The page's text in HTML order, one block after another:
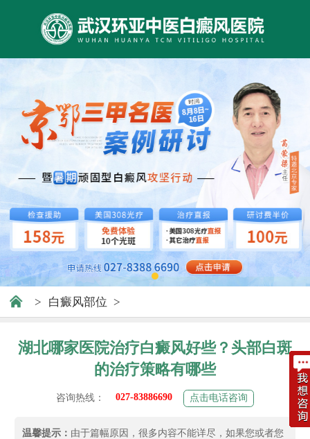
> 白癜风部位 >
湖北哪家医院治疗白癜风好些？头部白斑
的治疗策略有哪些
咨询热线： 027-83886690 点击电话咨询
温馨提示： 由于篇幅原因，很多内容不能详尽，如果您或者您